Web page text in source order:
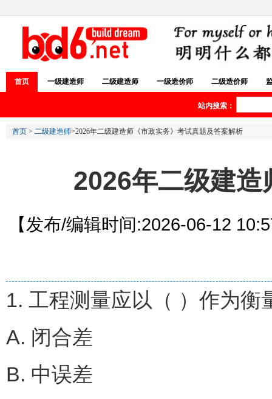
首页 一级建造师 二级建造师 一级造价师 二级造价师
站内搜索：
首页 > 二级建造师>2026年二级建造师《市政实务》考试真题及答案解析
2026年二级建
【发布/编辑时间:2026-06-12
1. 工程测量应以（ ）作为衡
A. 闭合差
B. 中误差